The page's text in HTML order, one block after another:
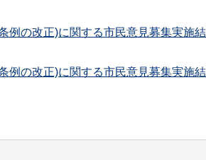
例の改正)に関する市民意見募集実施
例の改正)に関する市民意見募集実施